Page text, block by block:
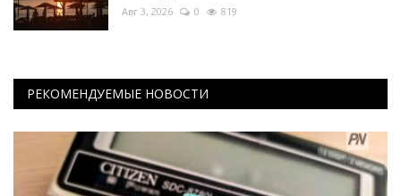
Авг 3, 2026 0 819
РЕКОМЕНДУЕМЫЕ НОВОСТИ